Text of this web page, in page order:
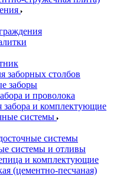
заборных столбов
заборы
и проволока
забора и комплектующие
системы
системы
системы и отливы
и комплектующие
(цементно-песчаная)